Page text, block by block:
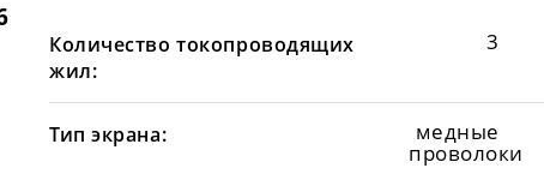
Количество токопроводящих
жил:
3
Тип экрана: медные
проволоки